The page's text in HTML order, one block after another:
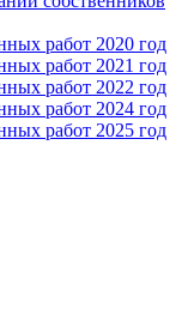
работ 2020 год
работ 2021 год
работ 2022 год
работ 2024 год
работ 2025 год